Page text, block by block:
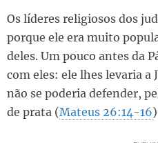
Os líderes religiosos dos
porque ele era muito
deles. Um pouco antes da
com eles: ele lhes levaria a
não se poderia defender,
de prata (Mateus 26:14-16